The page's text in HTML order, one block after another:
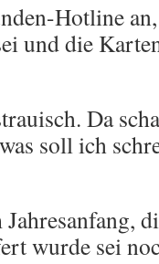
Hotline
und die
Da
soll ich
wurde sei